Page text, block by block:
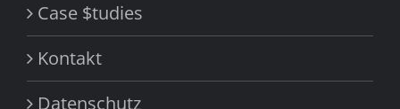
Case $tudies
Kontakt
Datenschutz